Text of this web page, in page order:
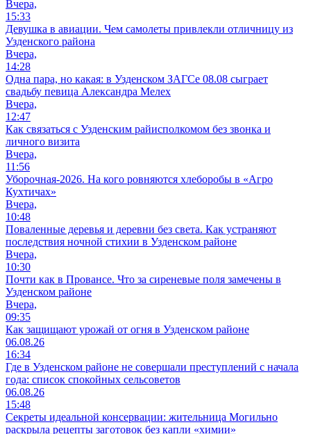
Вчера,
15:33
Девушка в авиации. Чем самолеты привлекли отличницу из
Узденского района
Вчера,
14:28
Одна пара, но какая: в Узденском ЗАГСе 08.08 сыграет
свадьбу певица Александра Мелех
Вчера,
12:47
Как связаться с Узденским райисполкомом без звонка и
личного визита
Вчера,
11:56
Уборочная-2026. На кого ровняются хлеборобы в «Агро
Кухтичах»
Вчера,
10:48
Поваленные деревья и деревни без света. Как устраняют
последствия ночной стихии в Узденском районе
Вчера,
10:30
Почти как в Провансе. Что за сиреневые поля замечены в
Узденском районе
Вчера,
09:35
Как защищают урожай от огня в Узденском районе
06.08.26
16:34
Где в Узденском районе не совершали преступлений с начала
года: список спокойных сельсоветов
06.08.26
15:48
Секреты идеальной консервации: жительница Могильно
раскрыла рецепты заготовок без капли «химии»